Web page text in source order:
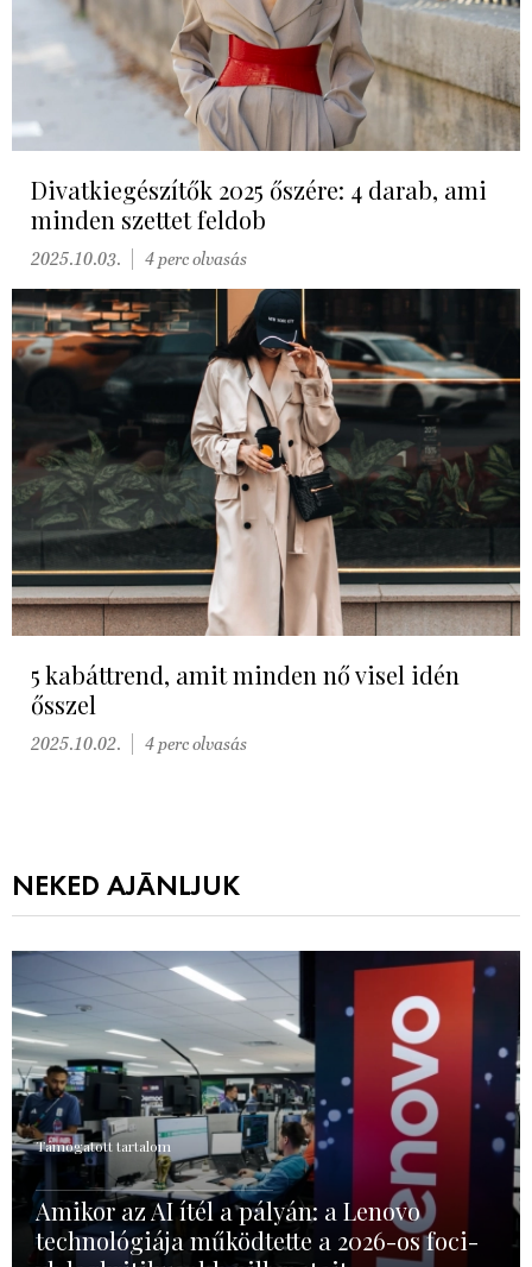
Divatkiegészítők 2025 őszére: 4 darab, ami
minden szettet feldob
2025.10.03. 4 perc olvasás
5 kabáttrend, amit minden nő visel idén
ősszel
2025.10.02. 4 perc olvasás
NEKED AJÁNLJUK
Támogatott tartalom
Amikor az AI ítél a pályán: a Lenovo
technológiája működtette a 2026-os foci-